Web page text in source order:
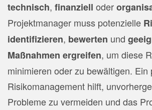
technisch, finanziell oder
Projektmanager muss potenzielle
identifizieren, bewerten und
Maßnahmen ergreifen, um diese
minimieren oder zu bewältigen. Ein
Risikomanagement hilft,
Probleme zu vermeiden und das